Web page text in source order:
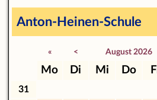
Anton-Heinen-Schule